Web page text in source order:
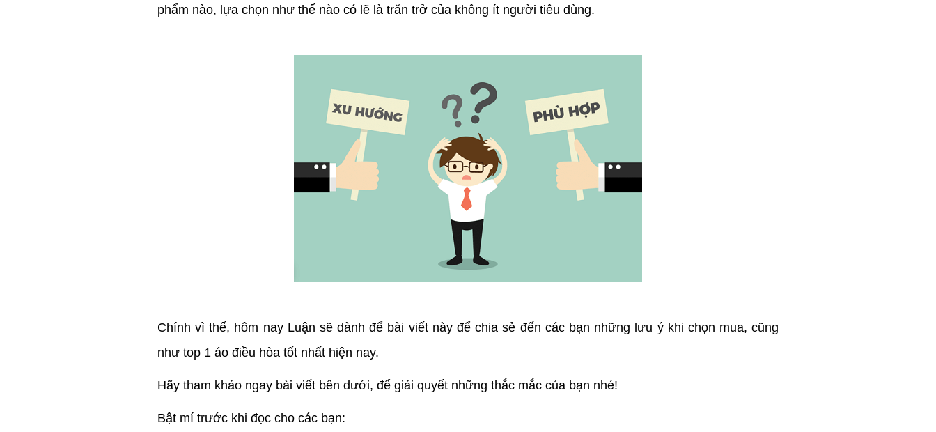
phẩm nào, lựa chọn như thế nào có lẽ là trăn trở của không ít người tiêu dùng.
Chính vì thế, hôm nay Luận sẽ dành để bài viết này để chia sẻ đến các bạn những lưu ý khi chọn mua, cũng
như top 1 áo điều hòa tốt nhất hiện nay.
Hãy tham khảo ngay bài viết bên dưới, để giải quyết những thắc mắc của bạn nhé!
Bật mí trước khi đọc cho các bạn: